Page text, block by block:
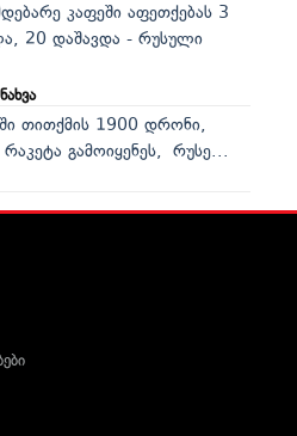
კაფეში აფეთქებას 3
20 დაშავდა - რუსული
თითქმის 1900 დრონი,
გამოიყენეს, რუსე...